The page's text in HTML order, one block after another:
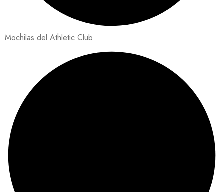
Mochilas del Athletic Club